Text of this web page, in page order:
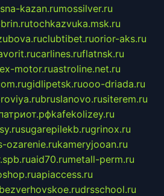
kazan.rumossilver.ru
tochkazvuka.msk.ru
clubtibet.ruorior-aks.ru
carlines.ruflatnsk.ru
motor.ruastroline.net.ru
gidlipetsk.ruooo-driada.ru
bruslanovo.rusiterem.ru
kafekolizey.ru
sugarepilekb.rugrinox.ru
ozarenie.rukameryjooan.ru
aid70.rumetall-perm.ru
apiaccess.ru
bezverhovskoe.rudrsschool.ru